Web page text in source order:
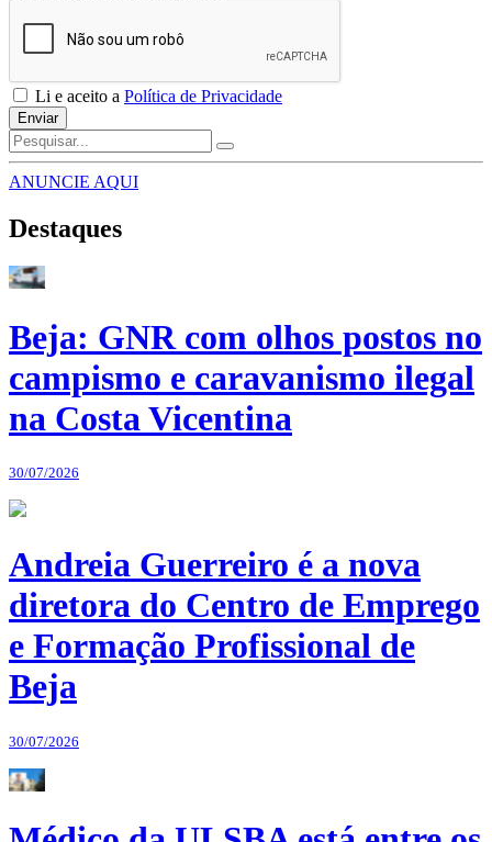
Li e aceito a Política de Privacidade
Enviar
ANUNCIE AQUI
Destaques
Beja: GNR com olhos postos no
campismo e caravanismo ilegal
na Costa Vicentina
30/07/2026
Andreia Guerreiro é a nova
diretora do Centro de Emprego
e Formação Profissional de
Beja
30/07/2026